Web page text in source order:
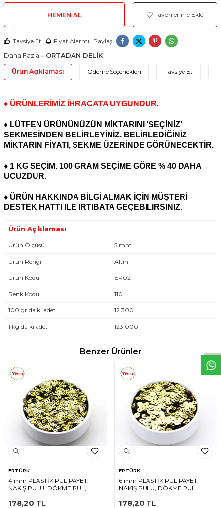
HEMEN AL Favorilerime Ekle
Tavsiye Et Fiyat Alarmı Paylaş
Daha Fazla - ORTADAN DELİK
Ürün Açıklaması Ödeme Seçenekleri Tavsiye Et
♦ ÜRÜNLERİMİZ İHRACATA UYGUNDUR.
♦ LÜTFEN ÜRÜNÜNÜZÜN MİKTARINI 'SEÇİNİZ'
SEKMESİNDEN BELİRLEYİNİZ. BELİRLEDİĞİNİZ
MİKTARIN FİYATI, SEKME ÜZERİNDE GÖRÜNECEKTİR.
♦ 1 KG SEÇİM, 100 GRAM SEÇİME GÖRE % 40 DAHA
UCUZDUR.
♦ ÜRÜN HAKKINDA BİLGİ ALMAK İÇİN MÜŞTERİ
DESTEK HATTI İLE İRTİBATA GEÇEBİLİRSİNİZ.
Ürün Açıklaması
Ürün Ölçüsü 5 mm
Ürün Rengi Altın
Ürün Kodu ER02
Renk Kodu 110
100 gr'da ki adet 12.300
1 kg'da ki adet 123.000
Benzer Ürünler
Yeni
ERTÜRK
4 mm PLASTİK PUL PAYET,
NAKIŞ PULU, DÖKME PUL,
178,20 TL
Yeni
ERTÜRK
6 mm PLASTİK PUL PAYET,
NAKIŞ PULU, DÖKME PUL,
178,20 TL